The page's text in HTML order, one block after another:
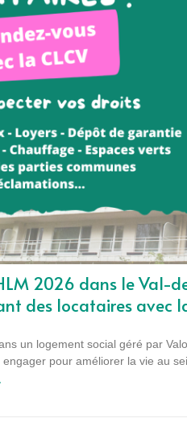
2026 dans le Val-
des locataires avec
un logement social géré par
pour améliorer la vie au